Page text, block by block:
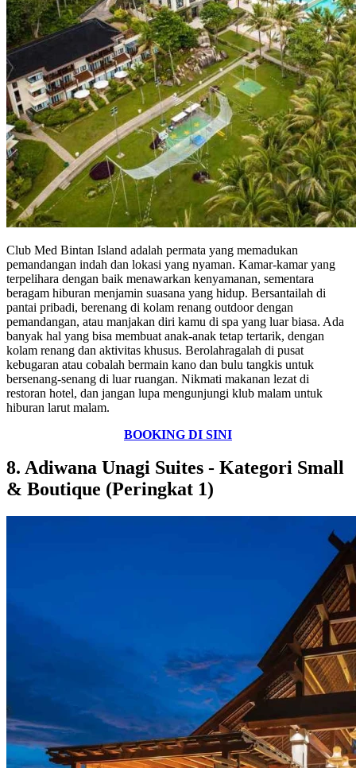
Club Med Bintan Island adalah permata yang memadukan
pemandangan indah dan lokasi yang nyaman. Kamar-kamar yang
terpelihara dengan baik menawarkan kenyamanan, sementara
beragam hiburan menjamin suasana yang hidup. Bersantailah di
pantai pribadi, berenang di kolam renang outdoor dengan
pemandangan, atau manjakan diri kamu di spa yang luar biasa. Ada
banyak hal yang bisa membuat anak-anak tetap tertarik, dengan
kolam renang dan aktivitas khusus. Berolahragalah di pusat
kebugaran atau cobalah bermain kano dan bulu tangkis untuk
bersenang-senang di luar ruangan. Nikmati makanan lezat di
restoran hotel, dan jangan lupa mengunjungi klub malam untuk
hiburan larut malam.
BOOKING DI SINI
8. Adiwana Unagi Suites - Kategori Small
& Boutique (Peringkat 1)